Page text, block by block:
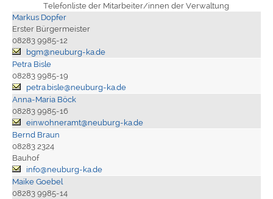
Telefonliste der Mitarbeiter/innen der Verwaltung
Markus Dopfer
Erster Bürgermeister
08283 9985-12
bgm@neuburg-ka.de
Petra Bisle
08283 9985-19
petra.bisle@neuburg-ka.de
Anna-Maria Böck
08283 9985-16
einwohneramt@neuburg-ka.de
Bernd Braun
08283 2324
Bauhof
info@neuburg-ka.de
Maike Goebel
08283 9985-14